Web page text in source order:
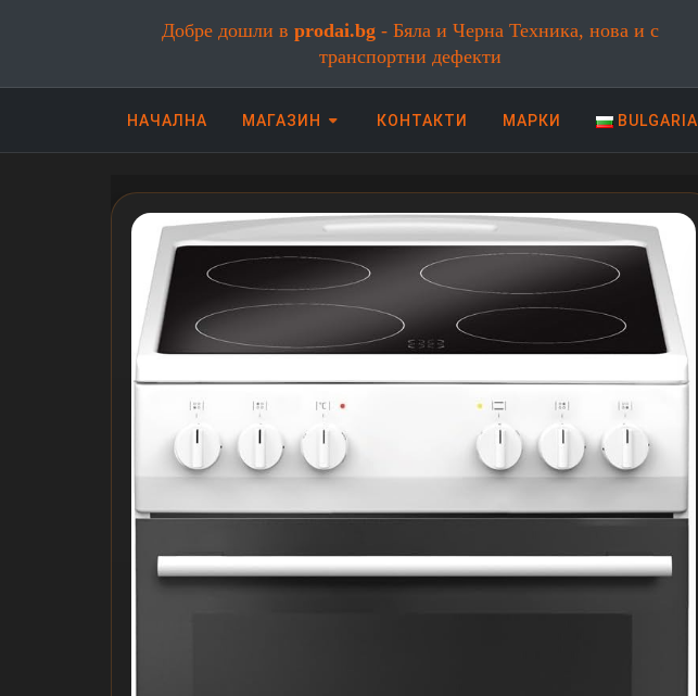
Добре дошли вprodai.bg - Бяла и Черна Техника, нова и с
транспортни дефекти
НАЧАЛНА МАГАЗИН КОНТАКТИ МАРКИ BULGARIA